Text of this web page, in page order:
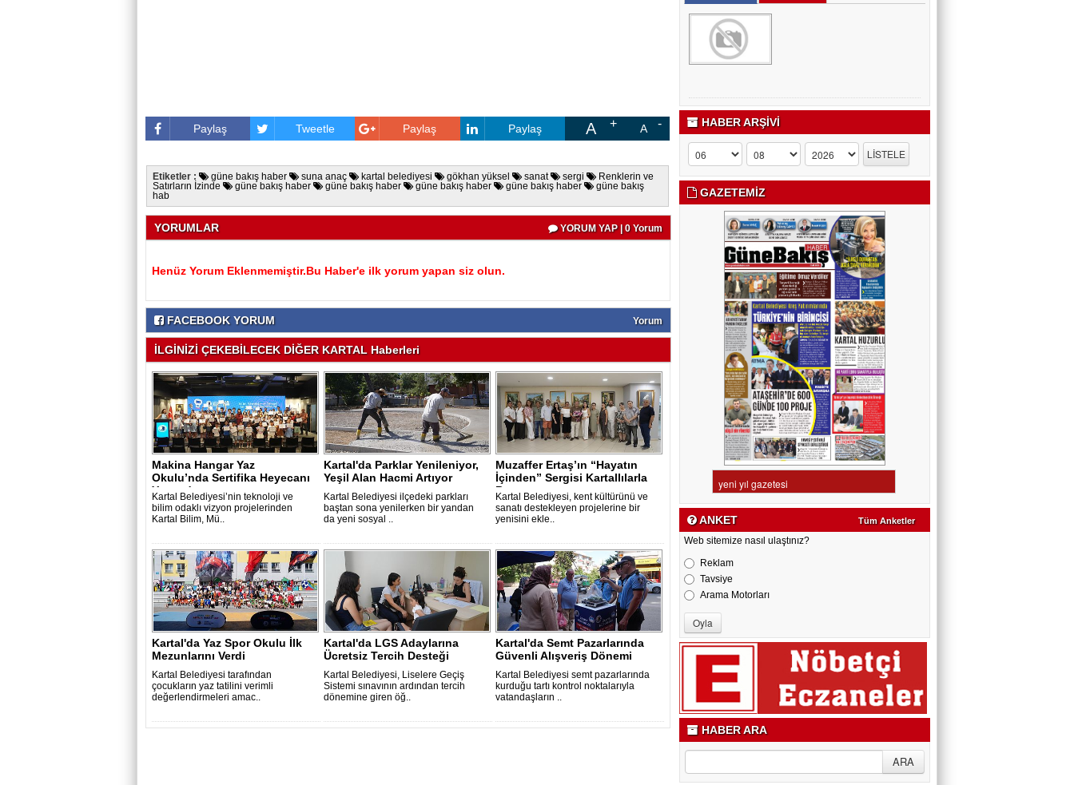
Paylaş Tweetle Paylaş Paylaş A A
Etiketler : güne bakış haber suna anaç kartal belediyesi gökhan yüksel sanat sergi
Renklerin ve
Satırların İzinde
güne bakış haber güne bakış haber güne bakış haber güne bakış haber
güne bakış
hab
YORUMLAR YORUM YAP | 0 Yorum
Henüz Yorum Eklenmemiştir.Bu Haber'e ilk yorum yapan siz olun.
FACEBOOK YORUM Yorum
İLGİNİZİ ÇEKEBİLECEK DİĞER KARTAL Haberleri
Makina Hangar Yaz
Okulu’nda Sertifika Heyecanı
Yaşandı
Kartal Belediyesi’nin teknoloji ve
bilim odaklı vizyon projelerinden
Kartal Bilim, Mü..
Kartal'da Parklar Yenileniyor,
Yeşil Alan Hacmi Artıyor
Kartal Belediyesi ilçedeki parkları
baştan sona yenilerken bir yandan
da yeni sosyal ..
Muzaffer Ertaş’ın “Hayatın
İçinden” Sergisi Kartallılarla
Bu..
Kartal Belediyesi, kent kültürünü ve
sanatı destekleyen projelerine bir
yenisini ekle..
Kartal'da Yaz Spor Okulu İlk
Mezunlarını Verdi
Kartal Belediyesi tarafından
çocukların yaz tatilini verimli
değerlendirmeleri amac..
Kartal'da LGS Adaylarına
Ücretsiz Tercih Desteği
Kartal Belediyesi, Liselere Geçiş
Sistemi sınavının ardından tercih
dönemine giren öğ..
Kartal'da Semt Pazarlarında
Güvenli Alışveriş Dönemi
Kartal Belediyesi semt pazarlarında
kurduğu tartı kontrol noktalarıyla
vatandaşların ..
HABER ARŞİVİ
GAZETEMİZ
ANKET Tüm Anketler
Web sitemize nasıl ulaştınız?
Reklam
Tavsiye
Arama Motorları
HABER ARA